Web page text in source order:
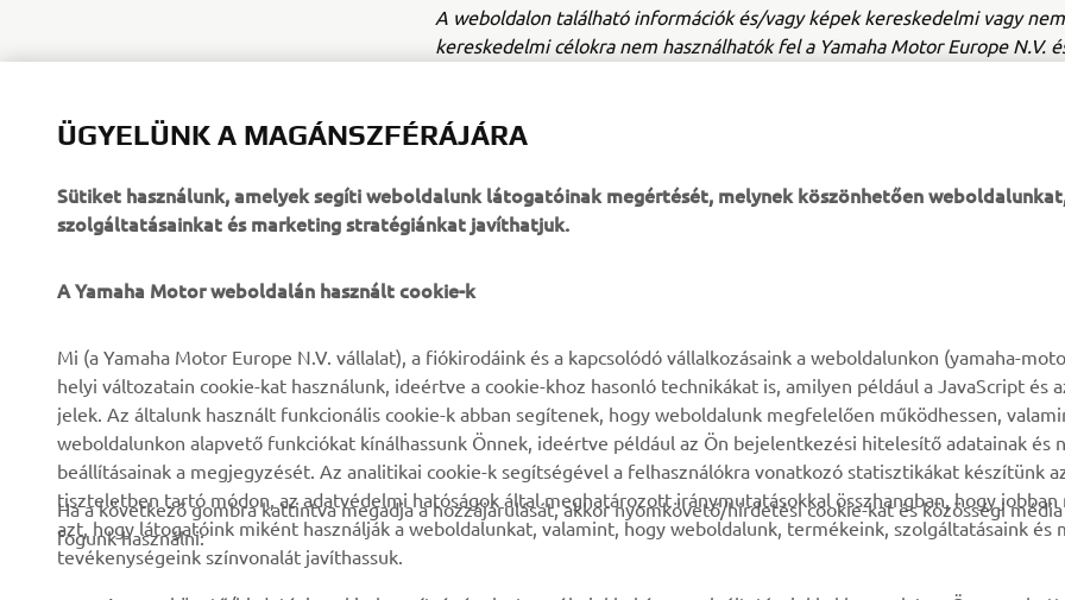
A weboldalon található információk és/vagy képek kereskedelmi vagy nem
kereskedelmi célokra nem használhatók fel a Yamaha Motor Europe N.V.
Mindig biztonságosan közlekedjen, és tartsa be a helyi közlekedési
Rólunk
Hírek és Promóciók
Sajtó
eBike rendszerek
Hatóságok
Gyors beavatkozók
Motoros iskola
Yamaha Music
Yamaha Racing
Yamaha Motor Global
Alkatrész katalógus
Karbantartásra vonatkozó
foglalás
Márkakereskedő kereső
ÜGYELÜNK A MAGÁNSZFÉRÁJÁRA
Sütiket használunk, amelyek segíti weboldalunk látogatóinak megértését, melynek köszönhetően
szolgáltatásainkat és marketing stratégiánkat javíthatjuk.
A Yamaha Motor weboldalán használt cookie-k
Mi (a Yamaha Motor Europe N.V. vállalat), a fiókirodáink és a kapcsolódó vállalkozásaink a weboldalunkon (yamaha-
helyi változatain cookie-kat használunk, ideértve a cookie-khoz hasonló technikákat is, amilyen például a JavaScript és
jelek. Az általunk használt funkcionális cookie-k abban segítenek, hogy weboldalunk megfelelően működhessen,
weboldalunkon alapvető funkciókat kínálhassunk Önnek, ideértve például az Ön bejelentkezési hitelesítő adatainak és
beállításainak a megjegyzését. Az analitikai cookie-k segítségével a felhasználókra vonatkozó statisztikákat készítünk
tiszteletben tartó módon, az adatvédelmi hatóságok által meghatározott iránymutatásokkal összhangban, hogy jobban
azt, hogy látogatóink miként használják a weboldalunkat, valamint, hogy weboldalunk, termékeink, szolgáltatásaink és
tevékenységeink színvonalát javíthassuk.
Ha a következő gombra kattintva megadja a hozzájárulását, akkor nyomkövető/hirdetési cookie-kat és közösségi
fogunk használni: